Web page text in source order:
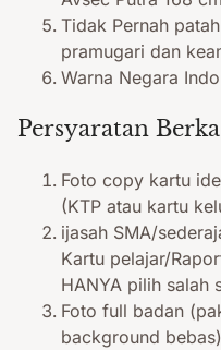
Tidak Pernah
pramugari dan
Warna Negara
Persyaratan
Foto copy kartu
(KTP atau kartu
ijasah SMA/
Kartu pelajar/
HANYA pilih salah
Foto full badan
background bebas)